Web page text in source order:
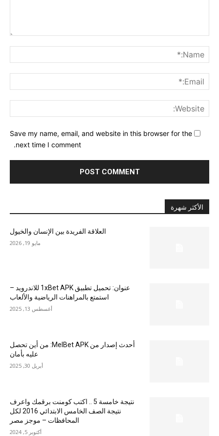
Save my name, email, and website in this browser for the
next time I comment.
الأكثر شهرة
العلاقة الفريدة بين الإنسان والخيول
مايو 19, 2026
عنوان: تحميل تطبيق 1xBet APK للاندرويد –
استمتع بالمراهنات الرياضية والألعاب
أغسطس 13, 2025
أحدث إصدار من MelBet APK: من أين تحصل
عليه بأمان
أبريل 30, 2025
نتيجة خامسة 5 .. اكتب كومنت برقمك واعرف
نتيجة الصف الخامس الابتدائي 2016 لكل
المحافظات – موجز مصر
أكتوبر 5, 2024